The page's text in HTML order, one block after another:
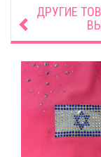
ДРУГИЕ